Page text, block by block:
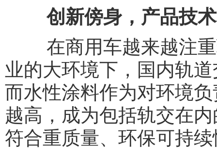
创新傍身，产品技
在商用车越来越注重
业的大环境下，国内轨
而水性涂料作为对环境
越高，成为包括轨交在
符合重质量、环保可持